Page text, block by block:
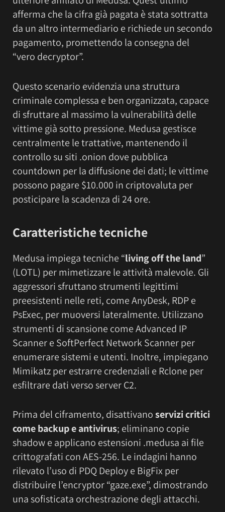
afferma che la cifra già pagata è stata sottratta
da un altro intermediario e richiede un secondo
pagamento, promettendo la consegna del
“vero decryptor”.
Questo scenario evidenzia una struttura
criminale complessa e ben organizzata, capace
di sfruttare al massimo la vulnerabilità delle
vittime già sotto pressione. Medusa gestisce
centralmente le trattative, mantenendo il
controllo su siti .onion dove pubblica
countdown per la diffusione dei dati; le vittime
possono pagare $10.000 in criptovaluta per
posticipare la scadenza di 24 ore.
Caratteristiche tecniche
Medusa impiega tecniche “living off the land”
(LOTL) per mimetizzare le attività malevole. Gli
aggressori sfruttano strumenti legittimi
preesistenti nelle reti, come AnyDesk, RDP e
PsExec, per muoversi lateralmente. Utilizzano
strumenti di scansione come Advanced IP
Scanner e SoftPerfect Network Scanner per
enumerare sistemi e utenti. Inoltre, impiegano
Mimikatz per estrarre credenziali e Rclone per
esfiltrare dati verso server C2.
Prima del ciframento, disattivanoservizi critici
come backup e antivirus; eliminano copie
shadow e applicano estensioni .medusa ai file
crittografati con AES-256. Le indagini hanno
rilevato l’uso di PDQ Deploy e BigFix per
distribuire l’encryptor “gaze.exe”, dimostrando
una sofisticata orchestrazione degli attacchi.